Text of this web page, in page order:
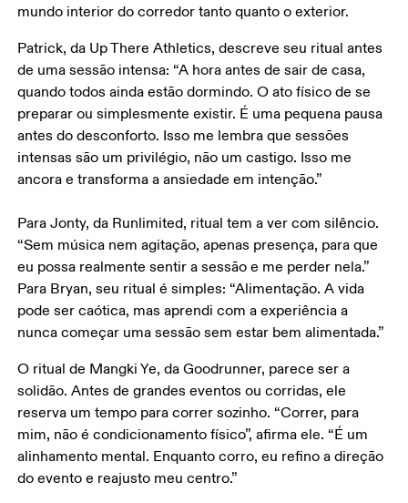
mundo interior do corredor tanto quanto o exterior.
Patrick, da Up There Athletics, descreve seu ritual antes
de uma sessão intensa: “A hora antes de sair de casa,
quando todos ainda estão dormindo. O ato físico de se
preparar ou simplesmente existir. É uma pequena pausa
antes do desconforto. Isso me lembra que sessões
intensas são um privilégio, não um castigo. Isso me
ancora e transforma a ansiedade em intenção.”
Para Jonty, da Runlimited, ritual tem a ver com silêncio.
“Sem música nem agitação, apenas presença, para que
eu possa realmente sentir a sessão e me perder nela.”
Para Bryan, seu ritual é simples: “Alimentação. A vida
pode ser caótica, mas aprendi com a experiência a
nunca começar uma sessão sem estar bem alimentada.”
O ritual de Mangki Ye, da Goodrunner, parece ser a
solidão. Antes de grandes eventos ou corridas, ele
reserva um tempo para correr sozinho. “Correr, para
mim, não é condicionamento físico”, afirma ele. “É um
alinhamento mental. Enquanto corro, eu refino a direção
do evento e reajusto meu centro.”